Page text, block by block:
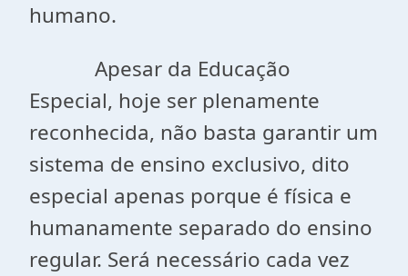
humano.
Apesar da Educação
Especial, hoje ser plenamente
reconhecida, não basta garantir um
sistema de ensino exclusivo, dito
especial apenas porque é física e
humanamente separado do ensino
regular. Será necessário cada vez